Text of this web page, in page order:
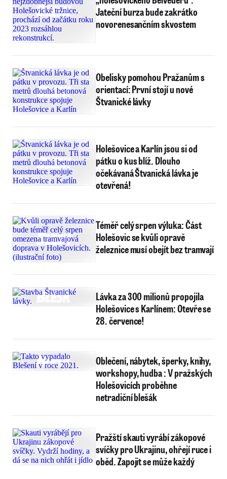
Jateční burza bude zakrátko
novorenesančním skvostem
Obelisky pomohou Pražanům s
orientací: První stojí u nové
Štvanické lávky
Holešovice a Karlín jsou si od
pátku o kus blíž. Dlouho
očekávaná Štvanická lávka je
otevřená!
Téměř celý srpen výluka: Část
Holešovic se kvůli opravě
železnice musí obejít bez tramvají
Lávka za 300 milionů propojila
Holešovice s Karlínem: Otevře se
28. července!
Oblečení, nábytek, šperky, knihy,
workshopy, hudba : V pražských
Holešovicích proběhne
netradiční blešák
Pražští skauti vyrábí zákopové
svíčky pro Ukrajinu, ohřejí ruce i
oběd. Zapojit se může každý